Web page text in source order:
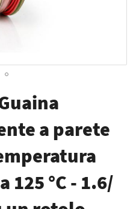
a parete
°C - 1.6/